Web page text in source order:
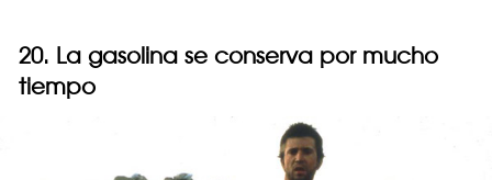
20. La gasolina se conserva por mucho
tiempo